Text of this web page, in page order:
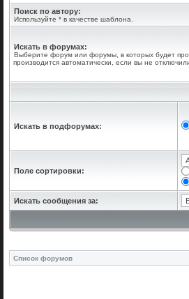
Поиск по автору:
Используйте * в качестве шаблона.
Искать в форумах:
Выберите форум или форумы, в которых будет
производится автоматически, если вы не
Искать в подфорумах:
Поле сортировки:
Искать сообщения за:
Список форумов